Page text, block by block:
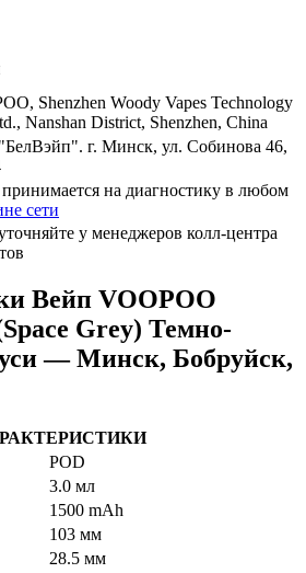
Shenzhen Woody Vapes Technology
Nanshan District, Shenzhen, China
г. Минск, ул. Собинова 46,
на диагностику в любом
сети
у менеджеров колл-центра
Вейп VOOPOO
Grey) Темно-
— Минск, Бобруйск,
POD
3.0 мл
1500 mAh
103 мм
28.5 мм